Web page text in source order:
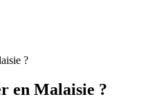
?
en Malaisie ?